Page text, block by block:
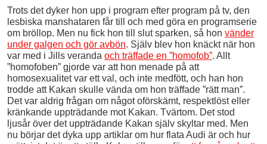
Trots det dyker hon upp i program efter program på tv, den
lesbiska manshataren får till och med göra en programserie
om bröllop. Men nu fick hon till slut sparken, så hon vänder
under galgen och gör avbön. Själv blev hon knäckt när hon
var med i Jills veranda och träffade en ”homofob”. Allt
”homofoben” gjorde var att hon menade på att
homosexualitet var ett val, och inte medfött, och han hon
trodde att Kakan skulle vända om hon träffade ”rätt man”.
Det var aldrig frågan om något oförskämt, respektlöst eller
kränkande uppträdande mot Kakan. Tvärtom. Det stod
ljusår över det uppträdande Kakan själv skyltar med. Men
nu börjar det dyka upp artiklar om hur flata Audi är och hur